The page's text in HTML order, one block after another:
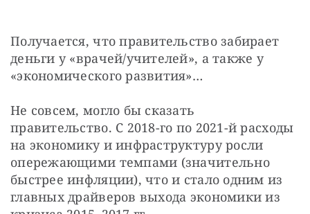
Получается, что правительство забирает
деньги у «врачей/учителей», а также у
«экономического развития»…
Не совсем, могло бы сказать
правительство. С 2018-го по 2021-й расходы
на экономику и инфраструктуру росли
опережающими темпами (значительно
быстрее инфляции), что и стало одним из
главных драйверов выхода экономики из